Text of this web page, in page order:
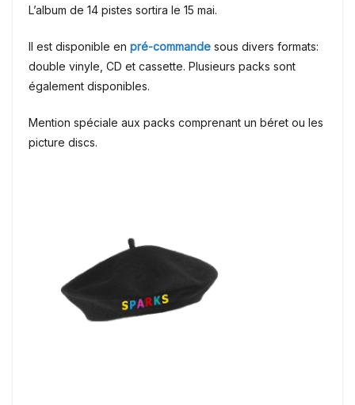
L’album de 14 pistes sortira le 15 mai.
Il est disponible en pré-commande sous divers formats:
double vinyle, CD et cassette. Plusieurs packs sont
également disponibles.
Mention spéciale aux packs comprenant un béret ou les
picture discs.